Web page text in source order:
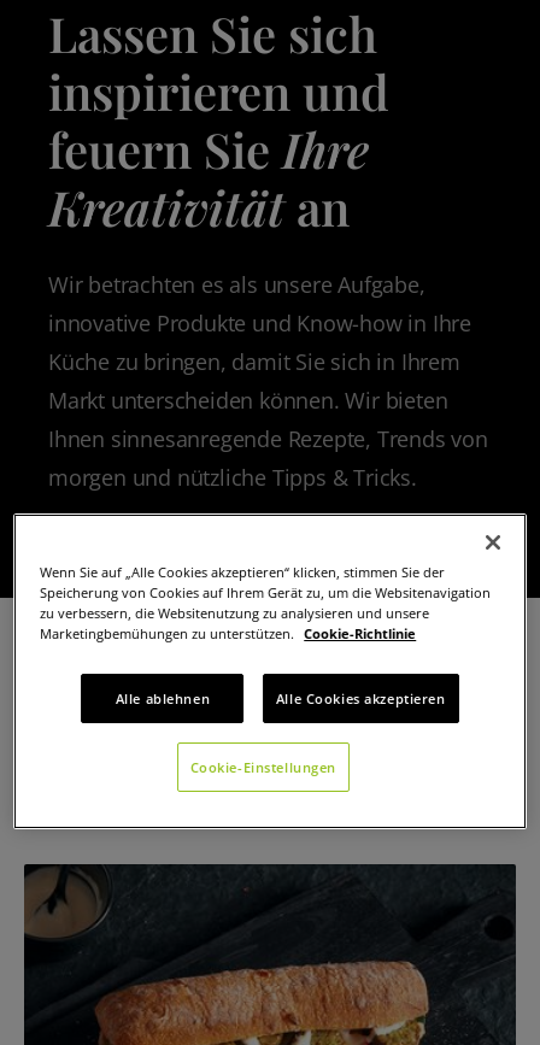
Lassen Sie sich
inspirieren und
feuern Sie Ihre
Kreativitätan
Wir betrachten es als unsere Aufgabe,
innovative Produkte und Know-how in Ihre
Küche zu bringen, damit Sie sich in Ihrem
Markt unterscheiden können. ​Wir bieten
Ihnen sinnesanregende Rezepte, Trends von
morgen und nützliche Tipps & Tricks.
Zurück
Wenn Sie auf „Alle Cookies akzeptieren“ klicken, stimmen Sie der
Speicherung von Cookies auf Ihrem Gerät zu, um die Websitenavigation
zu verbessern, die Websitenutzung zu analysieren und unsere
Marketingbemühungen zu unterstützen.
Cookie-Richtlinie
Alle ablehnen Alle Cookies akzeptieren
Cookie-Einstellungen